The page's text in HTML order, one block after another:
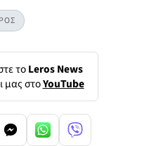
τοLeros News
μας στοYouTube